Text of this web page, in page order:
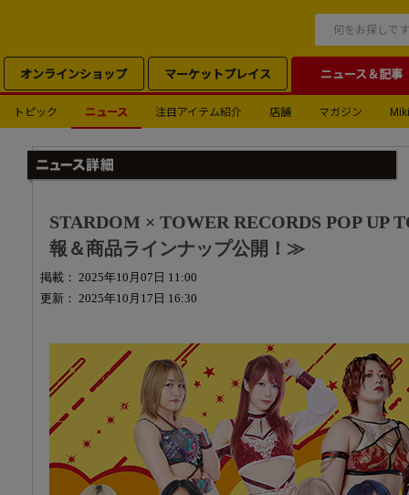
オンラインショップ マーケットプレイス ニュース＆記事
トピック ニュース 注目アイテム紹介 店舗 マガジン
STARDOM × TOWER RECORDS POP UP
報＆商品ラインナップ公開！≫
掲載： 2025年10月07日 11:00
更新： 2025年10月17日 16:30